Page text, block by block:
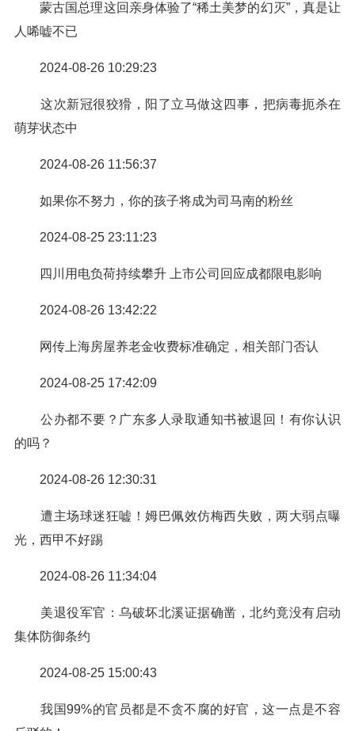
蒙古国总理这回亲身体验了“稀土美梦的幻灭”，真是让
人唏嘘不已
2024-08-26 10:29:23
这次新冠很狡猾，阳了立马做这四事，把病毒扼杀在
萌芽状态中
2024-08-26 11:56:37
如果你不努力，你的孩子将成为司马南的粉丝
2024-08-25 23:11:23
四川用电负荷持续攀升 上市公司回应成都限电影响
2024-08-26 13:42:22
网传上海房屋养老金收费标准确定，相关部门否认
2024-08-25 17:42:09
公办都不要？广东多人录取通知书被退回！有你认识
的吗？
2024-08-26 12:30:31
遭主场球迷狂嘘！姆巴佩效仿梅西失败，两大弱点曝
光，西甲不好踢
2024-08-26 11:34:04
美退役军官：乌破坏北溪证据确凿，北约竟没有启动
集体防御条约
2024-08-25 15:00:43
我国99%的官员都是不贪不腐的好官，这一点是不容